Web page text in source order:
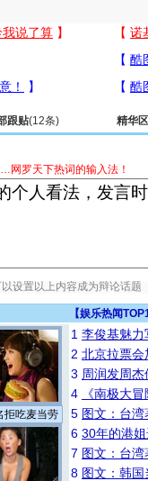
跟贴(12条) 精华区
罗天下热词的输入法！
【娱乐热闻
拒吃麦当劳
1 李俊基魅力
2 北京拉票
3 周润发周
4
《南极大
5 图文：台
6 30年的港
7 图文：台
8 图文：韩